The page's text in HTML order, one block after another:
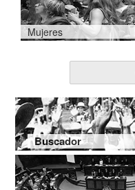
Mujeres
Buscador